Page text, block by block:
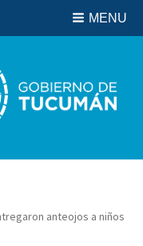
MENU
anteojos a niños